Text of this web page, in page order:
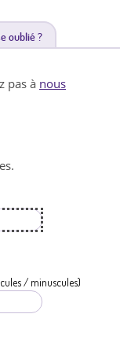
oublié ?
pas à nous
/ minuscules)